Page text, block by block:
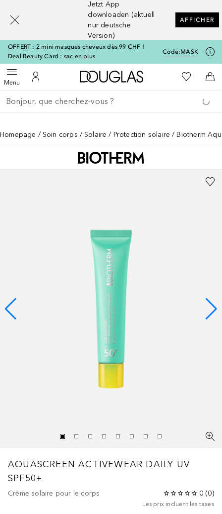
Jetzt App
downloaden (aktuell
nur deutsche
Version)
AFFICHER
OFFERT : 2 mini masques cheveux dès 99 CHF !
Deal Beauty Card : sac en plus
Code:MASK
MenuOuvrir le menuVers Mon Compte
Vers l'accueil Douglas
Vers Ma
Retourner
Exécuter la recherche
Homepage Soin corps Solaire Protection solaire Biotherm
AQUASCREEN ACTIVEWEAR DAILY UV
SPF50+
Crème solaire pour le corps 0 (0)
Les prix incluent les taxes
[navigation.slideout.screenreader]